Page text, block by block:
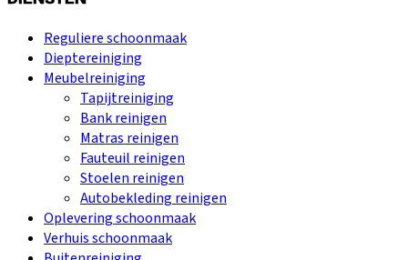
Reguliere schoonmaak
Dieptereiniging
Meubelreiniging
Tapijtreiniging
Bank reinigen
Matras reinigen
Fauteuil reinigen
Stoelen reinigen
Autobekleding reinigen
Oplevering schoonmaak
Verhuis schoonmaak